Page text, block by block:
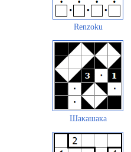
Renzoku
Шакашака